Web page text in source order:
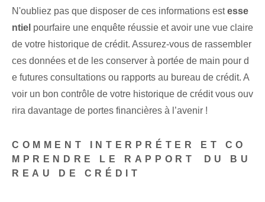
N'oubliez pas que disposer de ces informations estesse
ntiel pour‌faire une enquête réussie⁢ et avoir une vue claire
de votre historique de crédit. Assurez-vous de rassembler
ces données et de les conserver à portée de main pour d
e futures consultations ou rapports au bureau de crédit. A
voir un bon contrôle de votre historique de crédit vous ouv
rira davantage de portes financières à l’avenir !
COMMENT INTERPRÉTER ET CO
MPRENDRE‌ LE RAPPORT⁢ DU BU
REAU DE CRÉDIT